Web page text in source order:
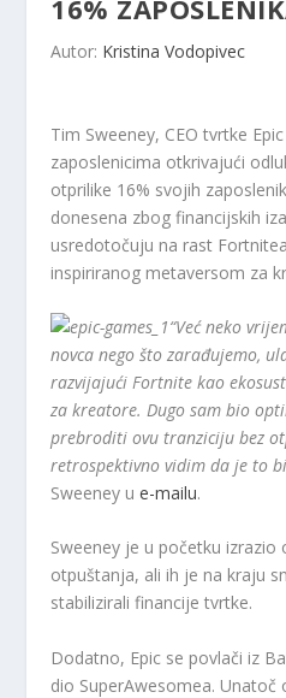
16%
Autor: Kristina Vodopivec
Tim Sweeney, CEO tvrtke
zaposlenicima otkrivajući
otprilike 16% svojih
donesena zbog financijskih
usredotočuju na rast
inspiriranog metaversom za
“Već neko
novca nego što zarađujemo,
razvijajući Fortnite kao
za kreatore. Dugo sam bio
prebroditi ovu tranziciju bez
retrospektivno vidim da je to
Sweeney ue-mailu.
Sweeney je u početku
otpuštanja, ali ih je na kraju
stabilizirali financije tvrtke.
Dodatno, Epic se povlači iz
dio SuperAwesomea.